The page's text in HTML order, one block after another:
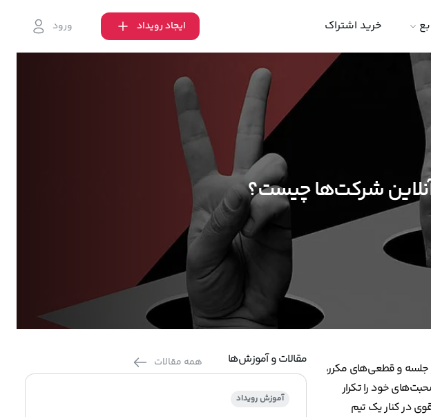
خرید اشتراک ایجاد رویداد ورود
آنلاین شرکت‌ها چیست؟
جلسه و قطعی‌های مکرر،
خود را تکرار
در کنار یک تیم
مقالات و آموزش‌ها همه مقالات
آموزش رویداد